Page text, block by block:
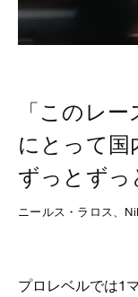
「このレ
にとって国
ずっとずっ
ニールス・ラロス、
プロレベルでは1